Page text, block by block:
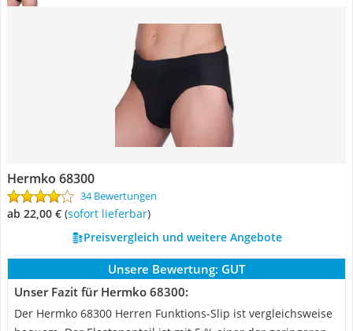
Hermko 68300
34 Bewertungen
ab 22,00 € ( Sofort lieferbar)
Preisvergleich und weitere Angebote
Unsere Bewertung: GUT
Unser Fazit für Hermko 68300:
Der Hermko 68300 Herren Funktions-Slip ist vergleichsweise